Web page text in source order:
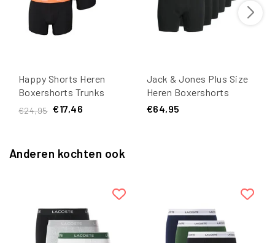
Happy Shorts Heren
Boxershorts Trunks
Effen Zwart 3-Pack
€24,95 €17,46
Jack & Jones Plus Size
Heren Boxershorts
Trunks JACBASIC Zwart
€64,95
Anderen kochten ook